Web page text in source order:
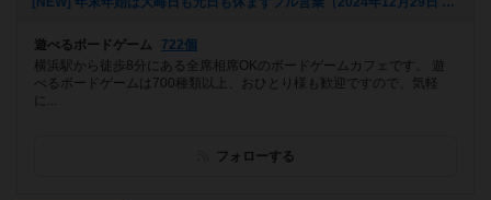
遊べるボードゲーム
722個
横浜駅から徒歩8分にある全席相席OKのボードゲームカフェです。 遊
べるボードゲームは700種類以上、おひとり様も歓迎ですので、気軽
に...
フォローする